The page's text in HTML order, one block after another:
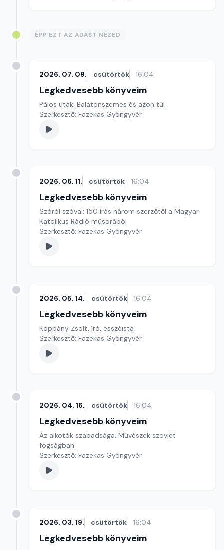
ÉPP EZT AZ ADÁST NÉZED
2026. 07. 09. csütörtök 16:04
Legkedvesebb könyveim
Pálos utak: Balatonszemes és azon túl
Szerkesztő: Fazekas Gyöngyvér
2026. 06. 11. csütörtök 16:04
Legkedvesebb könyveim
Szóról szóval: 150 írás három szerzőtől a Magyar
Katolikus Rádió műsorából
Szerkesztő: Fazekas Gyöngyvér
2026. 05. 14. csütörtök 16:04
Legkedvesebb könyveim
Koppány Zsolt, író, esszéista
Szerkesztő: Fazekas Gyöngyvér
2026. 04. 16. csütörtök 16:04
Legkedvesebb könyveim
Az alkotók szabadsága. Művészek szovjet
fogságban.
Szerkesztő: Fazekas Gyöngyvér
2026. 03. 19. csütörtök 16:04
Legkedvesebb könyveim